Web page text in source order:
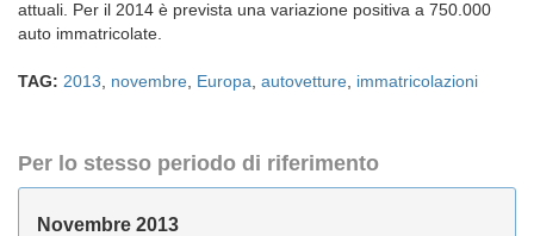
attuali. Per il 2014 è prevista una variazione positiva a 750.000
auto immatricolate.
TAG: 2013 novembre Europa autovetture immatricolazioni
Per lo stesso periodo di riferimento
Novembre 2013